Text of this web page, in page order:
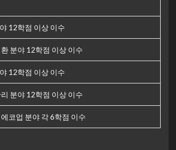
12학점 이상 이수
분야 12학점 이상 이수
12학점 이상 이수
분야 12학점 이상 이수
코업 분야 각 6학점 이수